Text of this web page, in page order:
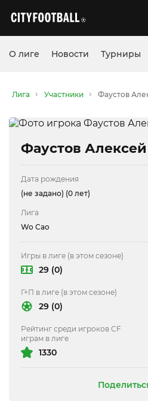
О лиге Новости Турниры
Лига Участники Фаустов
Фаустов
Дата рождения
(не задано) (0 лет)
Лига
Wo Cao
Игры в лиге (в этом сезоне)
29 (0)
Г+П в лиге (в этом сезоне)
29 (0)
Рейтинг среди игроков CF
играм в лиге
1330